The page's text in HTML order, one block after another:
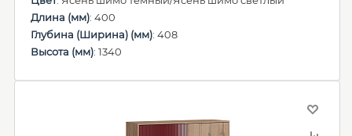
Длина (мм): 400
Глубина (Ширина) (мм): 408
Высота (мм): 1340